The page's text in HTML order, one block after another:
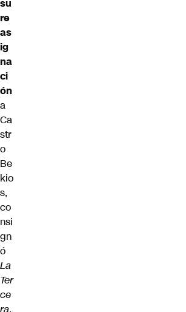
su
re
as
ig
na
ci
ón
a
Ca
str
o
Be
kio
s,
co
nsi
gn
ó
La
Ter
ce